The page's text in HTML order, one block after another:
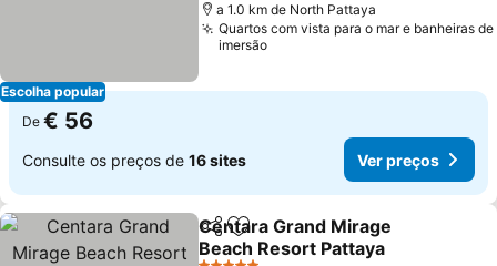
Escolha popular
a 1.0 km de North Pattaya
Quartos com vista para o mar e banheiras de
imersão
De € 56
Consulte os preços de 16 sites Ver preços
PartilharAdicionar aos favoritos
Centara Grand Mirage
Beach Resort Pattaya